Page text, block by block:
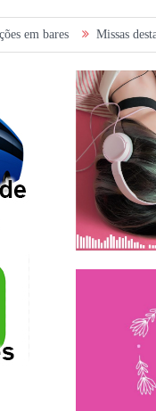
Missas desta semana em